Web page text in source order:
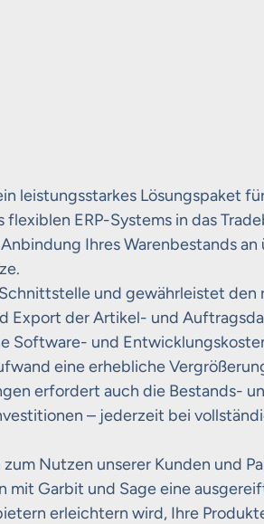
leistungsstarkes Lösungspaket
ERP-Systems in das
Ihres Warenbestands an
und gewährleistet den
Export der Artikel- und
Software- und
eine erhebliche
erfordert auch die Bestands-
– jederzeit bei
Nutzen unserer Kunden und
Garbit und Sage eine
erleichtern wird, Ihre